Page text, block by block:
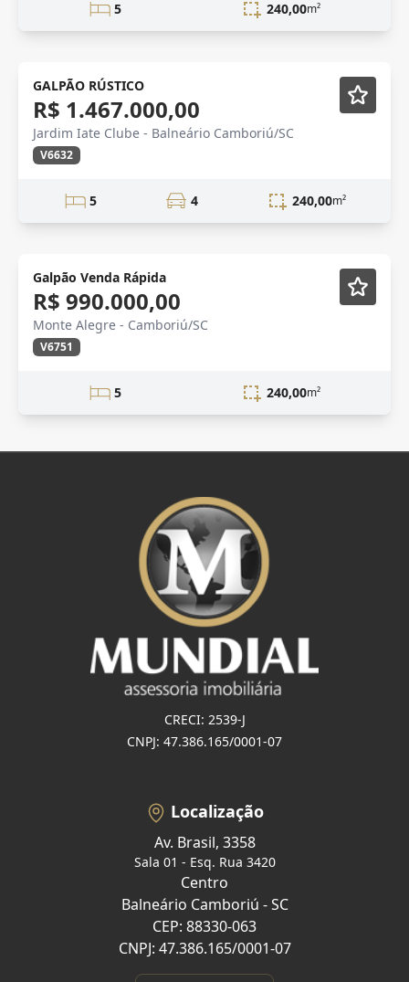
5 240,00m²
Lançamento
GALPÃO RÚSTICO
R$ 1.467.000,00
Jardim Iate Clube - Balneário Camboriú/SC
V6632
5 4 240,00m²
Galpão Venda Rápida
R$ 990.000,00
Monte Alegre - Camboriú/SC
V6751
5 240,00m²
CRECI: 2539-J
CNPJ: 47.386.165/0001-07
Localização
Av. Brasil, 3358
Sala 01 - Esq. Rua 3420
Centro
Balneário Camboriú - SC
CEP: 88330-063
CNPJ: 47.386.165/0001-07